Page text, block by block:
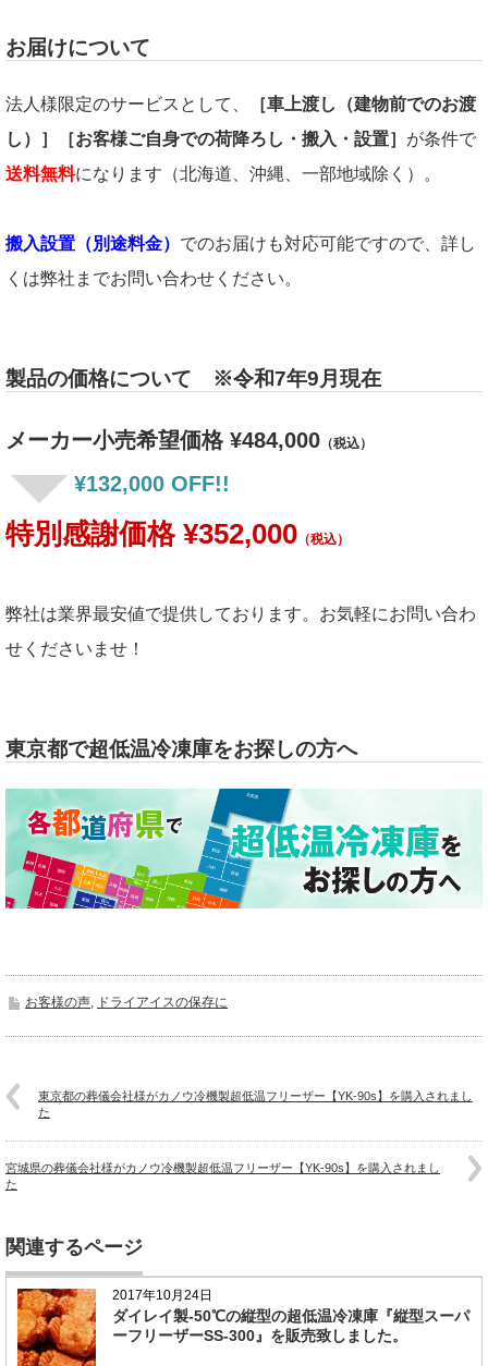
お届けについて
法人様限定のサービスとして、
［車上渡し（建物前でのお渡
し）］［お客様ご自身での荷降ろし・搬入・設置］ が条件で
送料無料になります（北海道、沖縄、一部地域除く）。
搬入設置（別途料金） でのお届けも対応可能ですので、詳し
くは弊社までお問い合わせください。
製品の価格について ※令和7年9月現在
メーカー小売希望価格 ¥484,000 （税込）
¥132,000 OFF!!
特別感謝価格 ¥352,000 （税込）
弊社は業界最安値で提供しております。お気軽にお問い合わ
せくださいませ！
東京都で超低温冷凍庫をお探しの方へ
お客様の声, ドライアイスの保存に
東京都の葬儀会社様がカノウ冷機製超低温フリーザー【YK-90s】を購入されまし
た
宮城県の葬儀会社様がカノウ冷機製超低温フリーザー【YK-90s】を購入されまし
た
関連するページ
2017年10月24日
ダイレイ製-50℃の縦型の超低温冷凍庫『縦型スーパ
ーフリーザーSS-300』を販売致しました。